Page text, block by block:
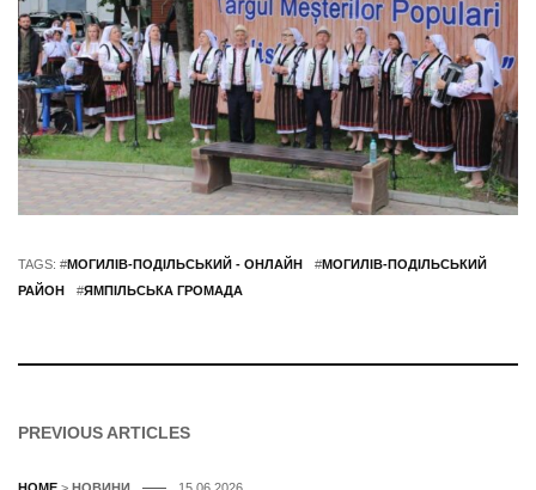
TAGS: #МОГИЛІВ-ПОДІЛЬСЬКИЙ - ОНЛАЙН #МОГИЛІВ-ПОДІЛЬСЬКИЙ
РАЙОН
#ЯМПІЛЬСЬКА ГРОМАДА
PREVIOUS ARTICLES